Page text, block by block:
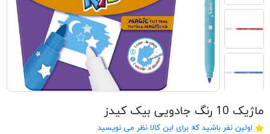
ماژیک 10 رنگ جادویی بیک کیدز
اولین نفر باشید که برای این کالا نظر می نویسید